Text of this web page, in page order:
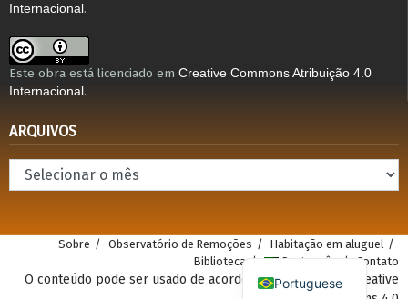
Internacional .
Este obra está licenciado em Creative Commons Atribuição 4.0
Internacional .
ARQUIVOS
Arquivos
Sobre Observatório de Remoções
Habitação em aluguel
Biblioteca
Português Contato
O conteúdo pode ser usado de acordo com a atribuição Creative
Portuguese